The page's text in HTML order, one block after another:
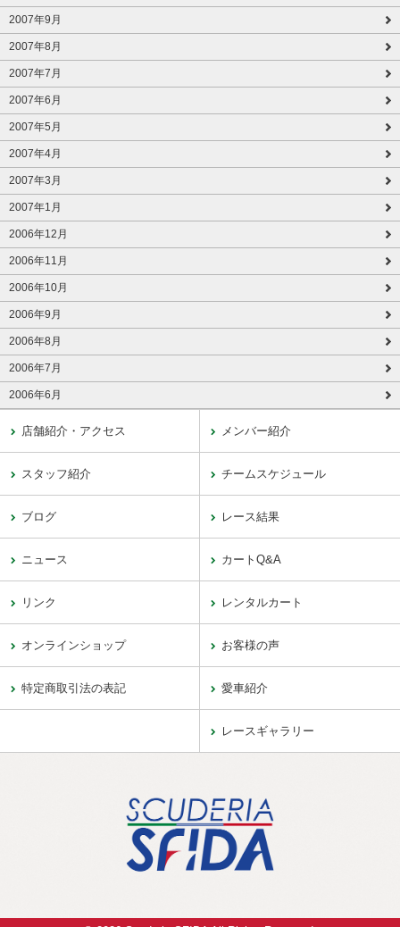
2007年9月
2007年8月
2007年7月
2007年6月
2007年5月
2007年4月
2007年3月
2007年1月
2006年12月
2006年11月
2006年10月
2006年9月
2006年8月
2006年7月
2006年6月
店舗紹介・アクセス メンバー紹介
スタッフ紹介 チームスケジュール
ブログ レース結果
ニュース カートQ&A
リンク レンタルカート
オンラインショップ お客様の声
特定商取引法の表記 愛車紹介
レースギャラリー